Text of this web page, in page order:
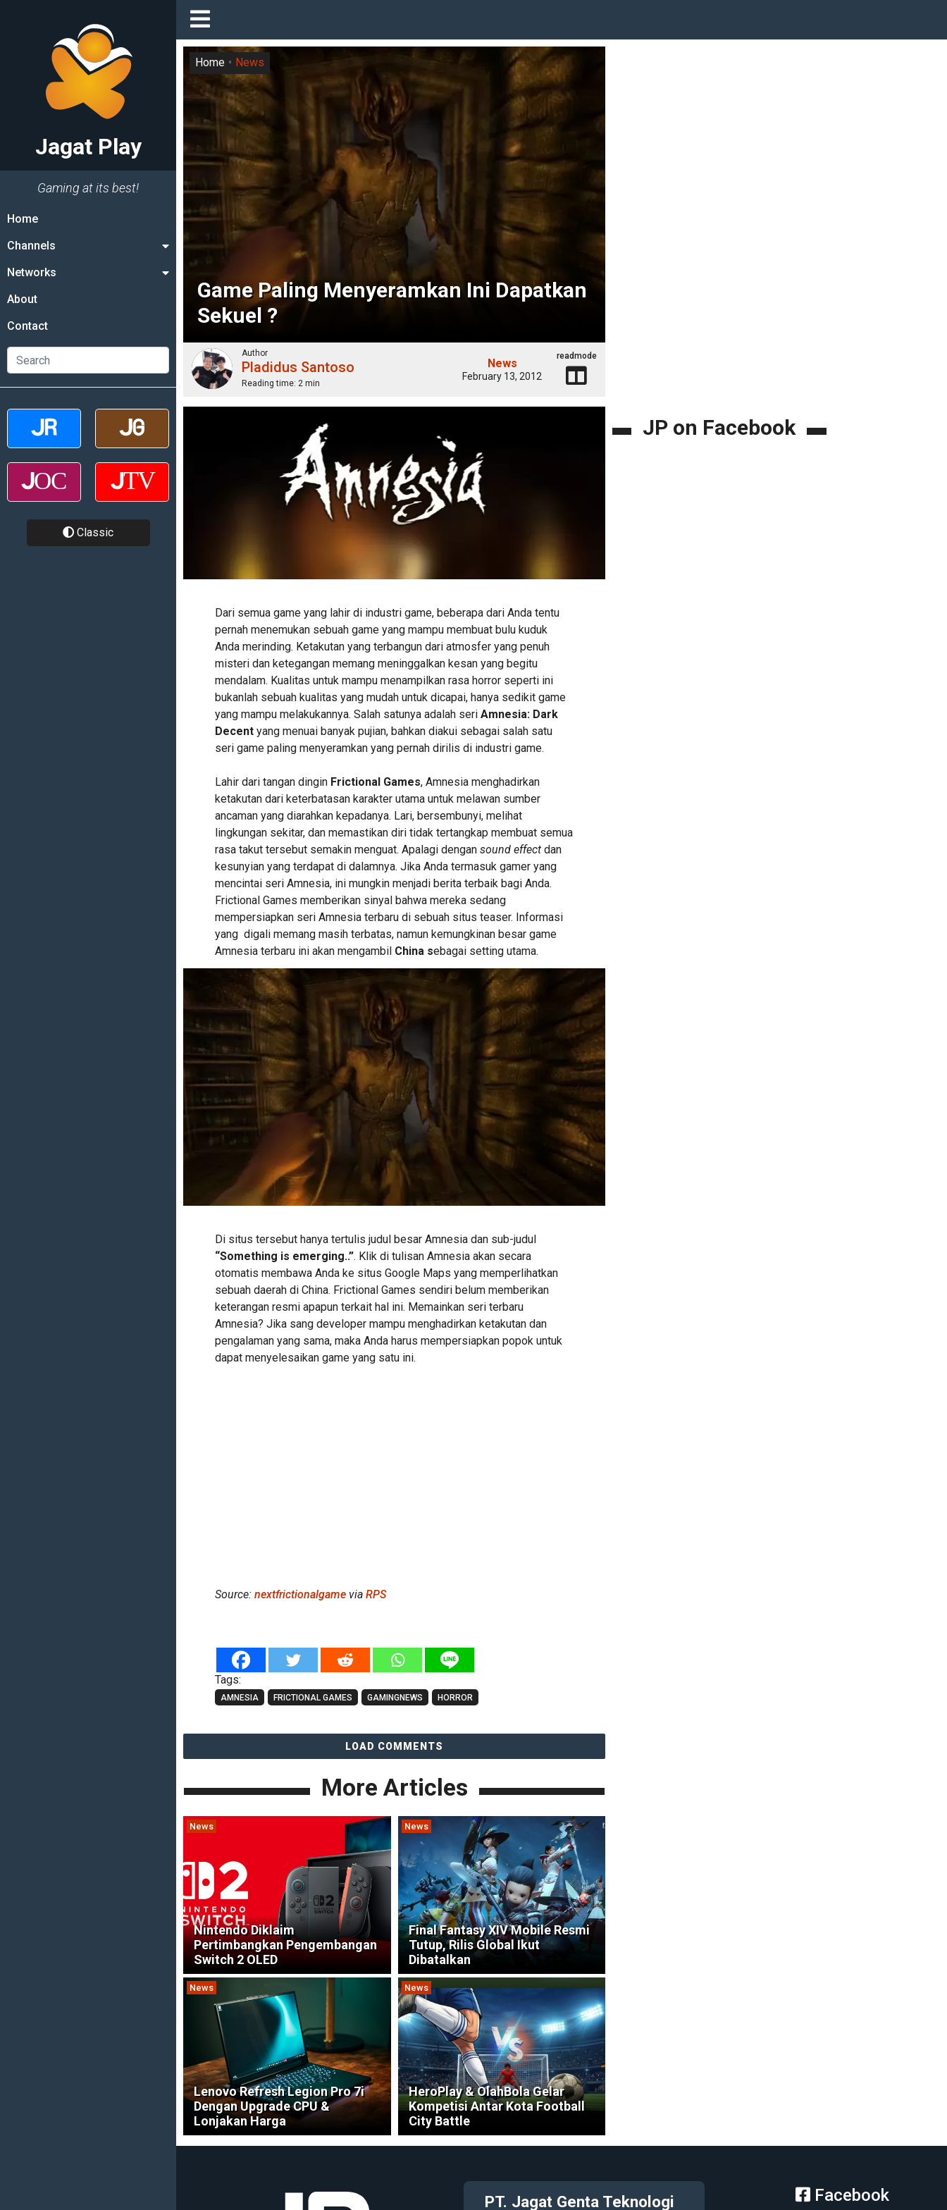
Jagat Play
Gaming at its best!
Home
Channels
Networks
About
Contact
Classic
Game Paling Menyeramkan Ini Dapatkan
Sekuel ?
Home News
Author
Pladidus Santoso
Reading time: 2 min
News
February 13, 2012
readmode
Dari semua game yang lahir di industri game, beberapa dari Anda tentu
pernah menemukan sebuah game yang mampu membuat bulu kuduk
Anda merinding. Ketakutan yang terbangun dari atmosfer yang penuh
misteri dan ketegangan memang meninggalkan kesan yang begitu
mendalam. Kualitas untuk mampu menampilkan rasa horror seperti ini
bukanlah sebuah kualitas yang mudah untuk dicapai, hanya sedikit game
yang mampu melakukannya. Salah satunya adalah seri Amnesia: Dark
Decentyang menuai banyak pujian, bahkan diakui sebagai salah satu
seri game paling menyeramkan yang pernah dirilis di industri game.
Lahir dari tangan dingin Frictional Games, Amnesia menghadirkan
ketakutan dari keterbatasan karakter utama untuk melawan sumber
ancaman yang diarahkan kepadanya. Lari, bersembunyi, melihat
lingkungan sekitar, dan memastikan diri tidak tertangkap membuat semua
rasa takut tersebut semakin menguat. Apalagi dengan sound effectdan
kesunyian yang terdapat di dalamnya. Jika Anda termasuk gamer yang
mencintai seri Amnesia, ini mungkin menjadi berita terbaik bagi Anda.
Frictional Games memberikan sinyal bahwa mereka sedang
mempersiapkan seri Amnesia terbaru di sebuah situs teaser. Informasi
yang digali memang masih terbatas, namun kemungkinan besar game
Amnesia terbaru ini akan mengambil China sebagai setting utama.
Di situs tersebut hanya tertulis judul besar Amnesia dan sub-judul
“Something is emerging..”. Klik di tulisan Amnesia akan secara
otomatis membawa Anda ke situs Google Maps yang memperlihatkan
sebuah daerah di China. Frictional Games sendiri belum memberikan
keterangan resmi apapun terkait hal ini. Memainkan seri terbaru
Amnesia? Jika sang developer mampu menghadirkan ketakutan dan
pengalaman yang sama, maka Anda harus mempersiapkan popok untuk
dapat menyelesaikan game yang satu ini.
Source: nextfrictionalgamevia RPS
Tags:
AMNESIA FRICTIONAL GAMES GAMINGNEWS HORROR
LOAD COMMENTS
More Articles
News
Nintendo Diklaim
Pertimbangkan Pengembangan
Switch 2 OLED
News
Final Fantasy XIV Mobile Resmi
Tutup, Rilis Global Ikut
Dibatalkan
News
Lenovo Refresh Legion Pro 7i
Dengan Upgrade CPU &
Lonjakan Harga
News
HeroPlay & OlahBola Gelar
Kompetisi Antar Kota Football
City Battle
JP on Facebook
PT. Jagat Genta Teknologi Facebook